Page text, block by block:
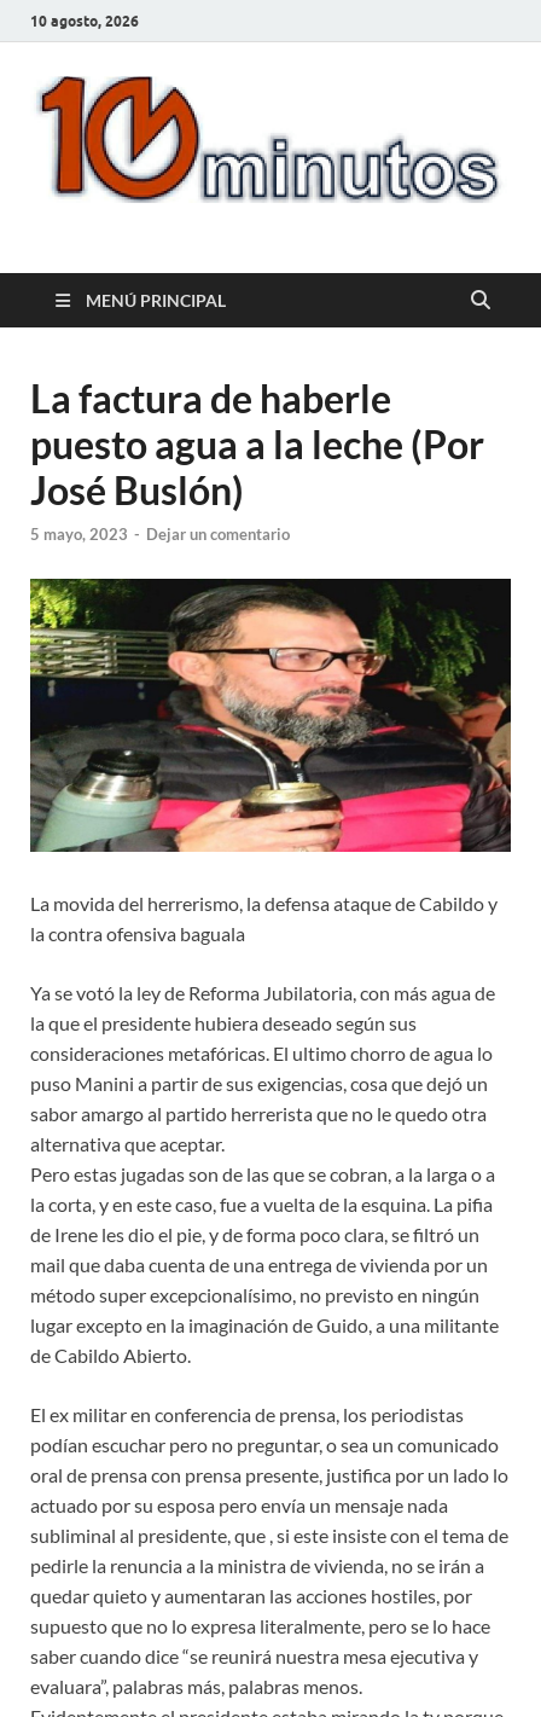
10 agosto, 2026
10minutos.com.uy
MENÚ PRINCIPAL
La factura de haberle
puesto agua a la leche (Por
José Buslón)
5 mayo, 2023 - Dejar un comentario
La movida del herrerismo, la defensa ataque de Cabildo y
la contra ofensiva baguala
Ya se votó la ley de Reforma Jubilatoria, con más agua de
la que el presidente hubiera deseado según sus
consideraciones metafóricas. El ultimo chorro de agua lo
puso Manini a partir de sus exigencias, cosa que dejó un
sabor amargo al partido herrerista que no le quedo otra
alternativa que aceptar.
Pero estas jugadas son de las que se cobran, a la larga o a
la corta, y en este caso, fue a vuelta de la esquina. La pifia
de Irene les dio el pie, y de forma poco clara, se filtró un
mail que daba cuenta de una entrega de vivienda por un
método super excepcionalísimo, no previsto en ningún
lugar excepto en la imaginación de Guido, a una militante
de Cabildo Abierto.
El ex militar en conferencia de prensa, los periodistas
podían escuchar pero no preguntar, o sea un comunicado
oral de prensa con prensa presente, justifica por un lado lo
actuado por su esposa pero envía un mensaje nada
subliminal al presidente, que , si este insiste con el tema de
pedirle la renuncia a la ministra de vivienda, no se irán a
quedar quieto y aumentaran las acciones hostiles, por
supuesto que no lo expresa literalmente, pero se lo hace
saber cuando dice “se reunirá nuestra mesa ejecutiva y
evaluara”, palabras más, palabras menos.